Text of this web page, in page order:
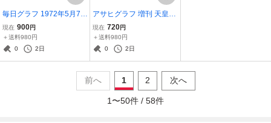
毎日グラフ 1972年5月7日
号 川端康成さん逝く
現在 900円
＋送料980円
0
2日
アサヒグラフ 増刊 天皇皇
后ヨーロッパご訪問の旅
昭和46年
現在 720円
＋送料980円
0
2日
前へ 1 2 次へ
1 〜50件 / 58件